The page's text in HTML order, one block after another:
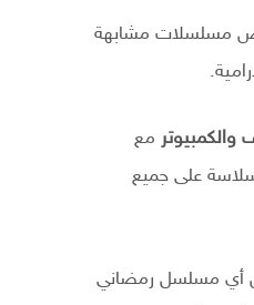
مسلسلات مشابهة
والكمبيوتر مع
على جميع
أي مسلسل رمضاني